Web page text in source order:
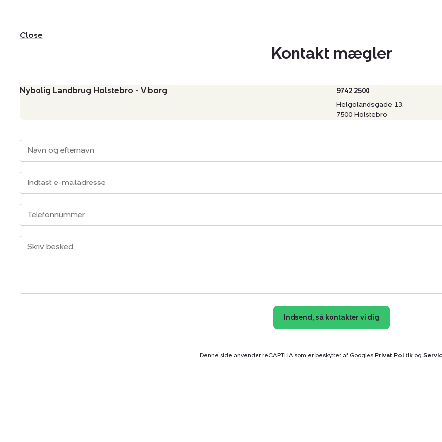
Close
Kontakt mægler
Nybolig Landbrug Holstebro - Viborg
9742 2500
Helgolandsgade 13,
7500 Holstebro
Indsend, så kontakter vi dig
Denne side anvender reCAPTHA som er beskyttet af Googles Privat Politikog